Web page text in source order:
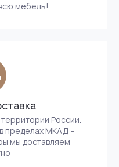
мебель!
России.
пределах МКАД -
мы доставляем